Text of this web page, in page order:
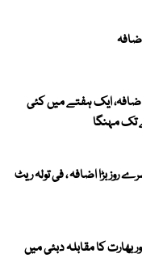
ایک ہفتے میں کئی
بڑا اضافہ ، فی تولہ ریٹ
پاکستان اور بھارت کا مقابلہ دبئی میں